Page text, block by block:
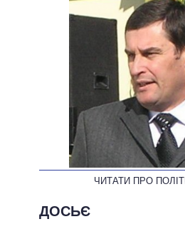
НЕВИКОНАНІ
ОБІЦЯНКИ У
ВСІ
АРХІВНІ
ЧИТАТИ ПРО
ДОСЬЄ